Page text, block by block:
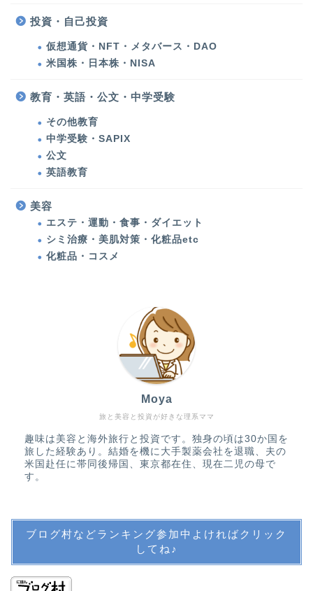
投資・自己投資
仮想通貨・NFT・メタバース・DAO
米国株・日本株・NISA
教育・英語・公文・中学受験
その他教育
中学受験・SAPIX
公文
英語教育
美容
エステ・運動・食事・ダイエット
シミ治療・美肌対策・化粧品etc
化粧品・コスメ
旅と美容と投資が好きな理系ママ
Moya
趣味は美容と海外旅行と投資です。独身の頃は30か国を
旅した経験あり。結婚を機に大手製薬会社を退職、夫の
米国赴任に帯同後帰国、東京都在住、現在二児の母で
す。
ブログ村などランキング参加中よければクリック
してね♪
甲状腺機能低下症（橋本
アメリカ生活
バックパッカーの記憶
教育・英語・公文・中学
受験
公文